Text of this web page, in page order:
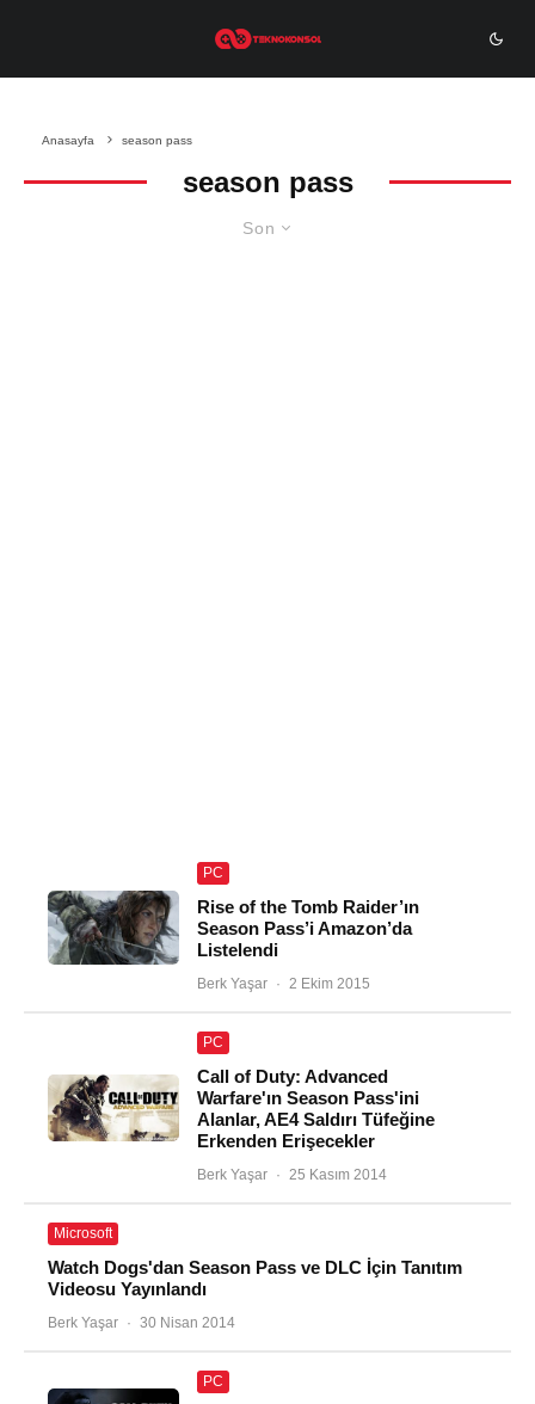
Anasayfa season pass
season pass
Son
PC
Rise of the Tomb Raider’ın
Season Pass’i Amazon’da
Listelendi
Berk Yaşar · 2 Ekim 2015
PC
Call of Duty: Advanced
Warfare'ın Season Pass'ini
Alanlar, AE4 Saldırı Tüfeğine
Erkenden Erişecekler
Berk Yaşar · 25 Kasım 2014
Microsoft
Watch Dogs'dan Season Pass ve DLC İçin Tanıtım
Videosu Yayınlandı
Berk Yaşar · 30 Nisan 2014
PC